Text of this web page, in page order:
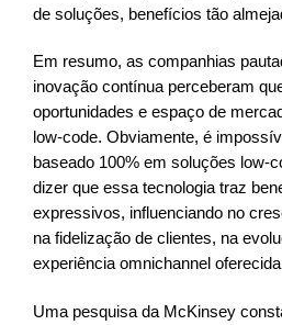
de soluções, benefícios tão
Em resumo, as companhias
inovação contínua perceberam
oportunidades e espaço de
low-code. Obviamente, é
baseado 100% em soluções low-
dizer que essa tecnologia traz
expressivos, influenciando no
na fidelização de clientes, na
experiência omnichannel
Uma pesquisa da McKinsey